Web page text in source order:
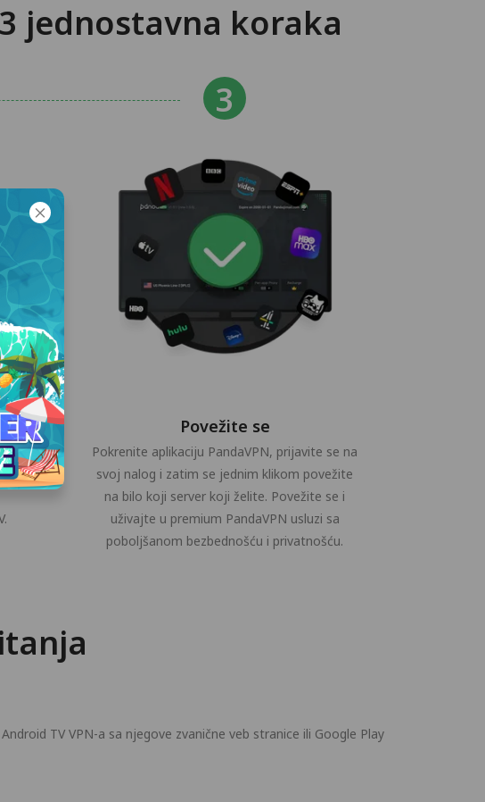
jednostavna koraka
za
Povežite se
Pokrenite aplikaciju PandaVPN, prijavite se na
svoj nalog i zatim se jednim klikom povežite
na bilo koji server koji želite. Povežite se i
uživajte u premium PandaVPN usluzi sa
poboljšanom bezbednošću i privatnošću.
TV VPN-a sa njegove zvanične veb stranice ili Google Play